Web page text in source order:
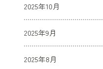
2025年10月
2025年9月
2025年8月